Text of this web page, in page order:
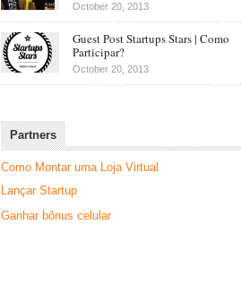
October 20, 2013
Guest Post Startups Stars | Como
Participar?
October 20, 2013
Partners
Como Montar uma Loja Virtual
Lançar Startup
Ganhar bônus celular